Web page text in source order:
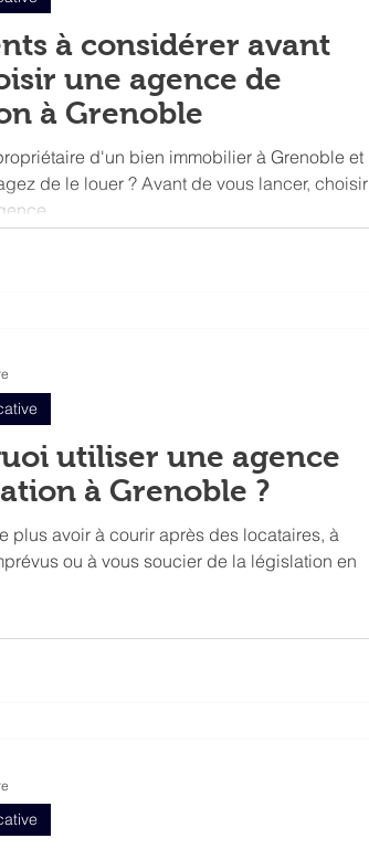
à considérer avant
une agence de
à Grenoble
d'un bien immobilier à Grenoble et
de le louer ? Avant de vous lancer, choisir
utiliser une agence
à Grenoble ?
plus avoir à courir après des locataires, à
ou à vous soucier de la législation en